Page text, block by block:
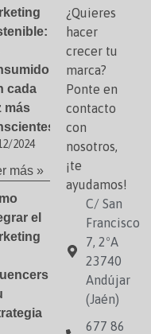
cada
más
2024
más »
el
¿Quieres
hacer
crecer tu
marca?
Ponte en
contacto
con
nosotros,
¡te
ayudamos!
C/ San
Francisco
7, 2ºA
23740
Andújar
(Jaén)
677 86